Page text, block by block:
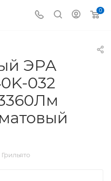
0
ЭРА
032